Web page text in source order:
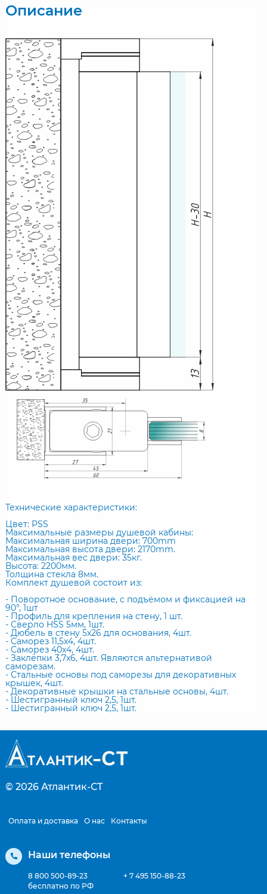
Описание
Технические характеристики:
Цвет: PSS
Максимальные размеры душевой кабины:
Максимальная ширина двери: 700mm
Максимальная высота двери: 2170mm.
Максимальная вес двери: 35кг.
Высота: 2200мм.
Толщина стекла 8мм.
Комплект душевой состоит из:
- Поворотное основание, с подъёмом и фиксацией на
90°, 1шт
- Профиль для крепления на стену, 1 шт.
- Сверло HSS 5мм, 1шт.
- Дюбель в стену 5x26 для основания, 4шт.
- Саморез 11,5x4, 4шт.
- Саморез 40x4, 4шт.
- Заклёпки 3,7x6, 4шт. Являются альтернативой
саморезам.
- Стальные основы под саморезы для декоративных
крышек, 4шт.
- Декоративные крышки на стальные основы, 4шт.
- Шестигранный ключ 2,5, 1шт.
- Шестигранный ключ 2,5, 1шт.
© 2026 Атлантик-СТ
Оплата и доставка О нас Контакты
Наши телефоны
8 800 500-89-23
бесплатно по РФ
+ 7 495 150-88-23